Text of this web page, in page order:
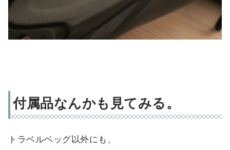
付属品なんかも見てみる。
トラベルベッグ以外にも、